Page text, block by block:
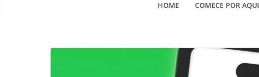
HOME COMECE POR AQUI